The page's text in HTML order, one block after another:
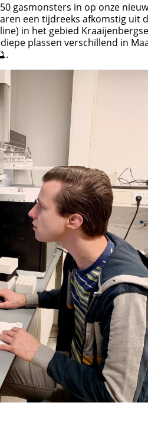
gasmonsters in op onze
een tijdreeks afkomstig uit
in het gebied
plassen verschillend in